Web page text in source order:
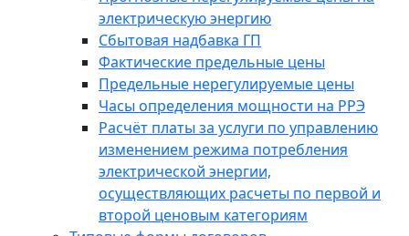
электрическую энергию
Сбытовая надбавка ГП
Фактические предельные цены
Предельные нерегулируемые цены
Часы определения мощности на РРЭ
Расчёт платы за услуги по управлению
изменением режима потребления
электрической энергии,
осуществляющих расчеты по первой и
второй ценовым категориям